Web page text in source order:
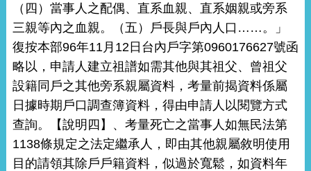
（四）當事人之配偶、直系血親、直系姻親或旁系
三親等內之血親。（五）戶長與戶內人口……。」
復按本部96年11月12日台內戶字第0960176627號函
略以，申請人建立祖譜如需其他與其祖父、曾祖父
設籍同戶之其他旁系親屬資料，考量前揭資料係屬
日據時期戶口調查簿資料，得由申請人以閱覽方式
查詢。【說明四】、考量死亡之當事人如無民法第
1138條規定之法定繼承人，即由其他親屬敘明使用
目的請領其除戶戶籍資料，似過於寬鬆，如資料年